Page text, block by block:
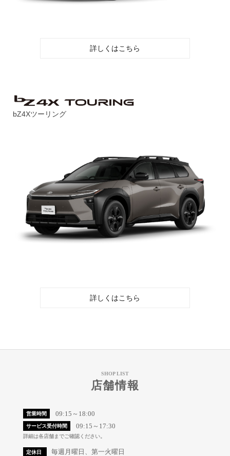
詳しくはこちら
bZ4Xツーリング
詳しくはこちら
SHOP LIST
店舗情報
営業時間 09:15～18:00
サービス受付時間 09:15～17:30
詳細は各店舗までご確認ください。
定休日
毎週月曜日、第一火曜日